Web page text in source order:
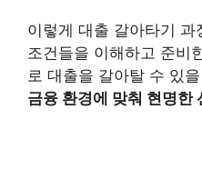
이렇게 대출 갈아타기
조건들을 이해하고 준비
로 대출을 갈아탈 수 있
금융 환경에 맞춰 현명한